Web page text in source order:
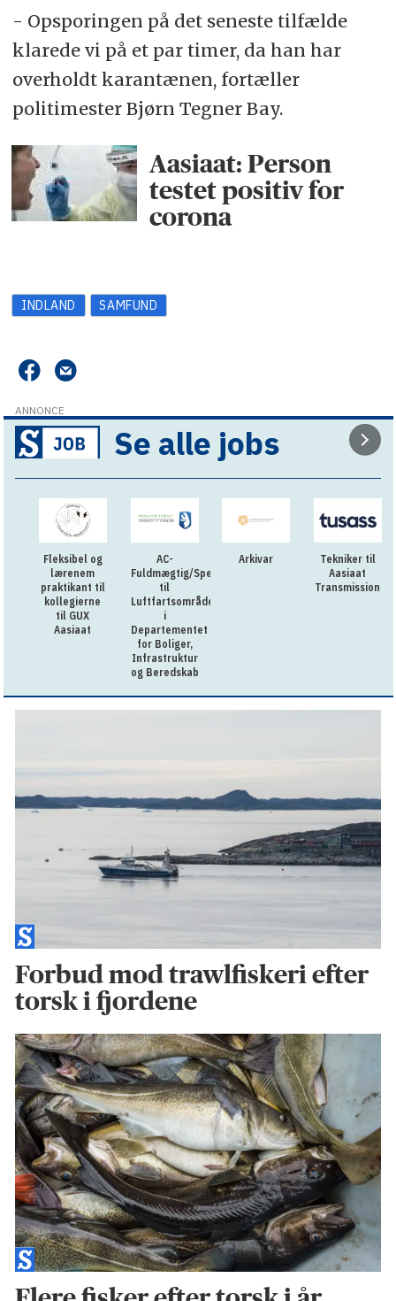
- Opsporingen på det seneste tilfælde
klarede vi på et par timer, da han har
overholdt karantænen, fortæller
politimester Bjørn Tegner Bay.
Aasiaat: Person
testet positiv for
corona
INDLAND SAMFUND
ANNONCE
Se alle jobs
Fleksibel og
lærenem
praktikant til
kollegierne
til GUX
Aasiaat
AC-
Fuldmægtig/Specialkonsulent
til
Luftfartsområdet
i
Departementet
for Boliger,
Infrastruktur
og Beredskab
Arkivar
Tekniker til
Aasiaat
Transmission
Forbud mod trawlfiskeri efter
torsk i fjordene